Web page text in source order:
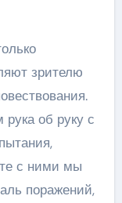
зрителю
об руку с
с ними мы
поражений,